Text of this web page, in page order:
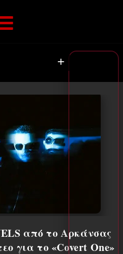
+
από το Αρκάνσας
για το «Covert One»